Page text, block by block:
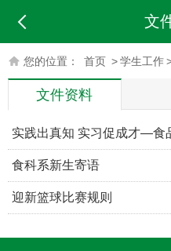
文
您的位置： 首页 >学生工作
文件资料
实践出真知 实习促成才—食
生岗位实习动员大会成功召开
食科系新生寄语
迎新篮球比赛规则